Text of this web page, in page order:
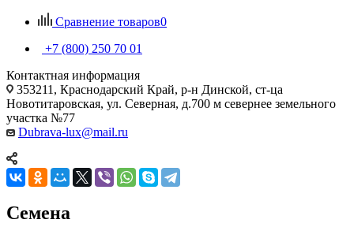
Сравнение товаров0
+7 (800) 250 70 01
Контактная информация
353211, Краснодарский Край, р-н Динской, ст-ца
Новотитаровская, ул. Северная, д.700 м севернее земельного
участка №77
Dubrava-lux@mail.ru
Семена